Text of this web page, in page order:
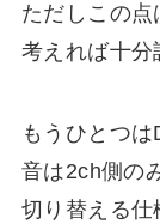
ただしこの
考えれば十分
もうひとつ
音は2ch側の
切り替える仕